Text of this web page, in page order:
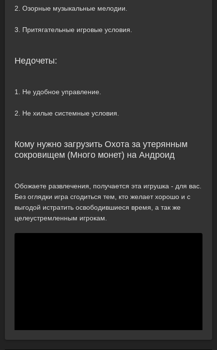
2. Озорные музыкальные мелодии.
3. Притягательные игровые условия.
Недочеты:
1. Не удобное управление.
2. Не хилые системные условия.
Кому нужно загрузить Охота за утерянным
сокровищем (Много монет) на Андроид
Обожаете развлечения, получается эта игрушка - для вас.
Без оглядки игра сгодиться тем, кто желает хорошо и с
выгодой истратить освободившиеся время, а так же
целеустремленным игрокам.